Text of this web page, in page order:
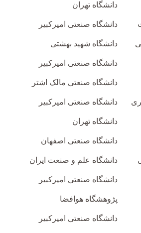
دانشگاه تهران
دانشگاه صنعتی امیرکبیر
دانشگاه شهید بهشتی
دانشگاه صنعتی امیرکبیر
دانشگاه صنعتی مالک اشتر
دانشگاه صنعتی امیرکبیر
دانشگاه تهران
دانشگاه صنعتی اصفهان
دانشگاه علم و صنعت ایران
دانشگاه صنعتی امیرکبیر
پژوهشگاه هوافضا
دانشگاه صنعتی امیرکبیر